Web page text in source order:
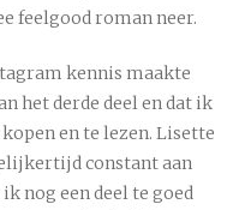
feelgood roman neer.
kennis maakte
het derde deel en dat ik
en te lezen. Lisette
constant aan
nog een deel te goed